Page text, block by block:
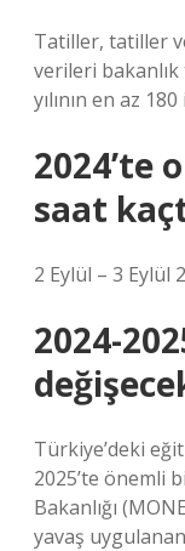
Tatiller, tatiller
verileri bakanlık
yılının en az
2024’te
saat
2 Eylül – 3 Eylül
2024-
Türkiye’deki
2025’te önemli
Bakanlığı
yavaş